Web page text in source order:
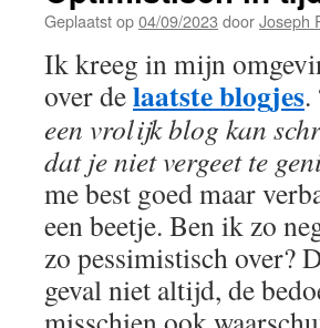
Geplaatst op04/09/2023 doorJoseph
Ik kreeg in mijn
over delaatste blogjes.
een vrolijk blog kan
dat je niet vergeet te
me best goed maar
een beetje. Ben ik zo
zo pessimistisch over?
geval niet altijd, de